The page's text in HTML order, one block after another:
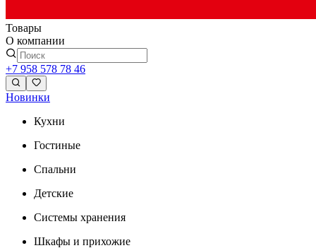
Товары
О компании
+7 958 578 78 46
Новинки
Кухни
Гостиные
Спальни
Детские
Системы хранения
Шкафы и прихожие